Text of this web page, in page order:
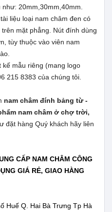
20mm,30mm,40mm.
liệu loại nam châm đen có
mặt phẳng. Nút đính dùng
tùy thuộc vào viên nam
kế mẫu riêng (mang logo
215 8383 của chúng tôi.
nam châm đính bảng từ -
nam châm ở chợ trời,
đặt hàng Quý khách hãy liên
CẤP NAM CHÂM CÔNG
GIÁ RẺ, GIAO HÀNG
Huế Q. Hai Bà Trưng Tp Hà